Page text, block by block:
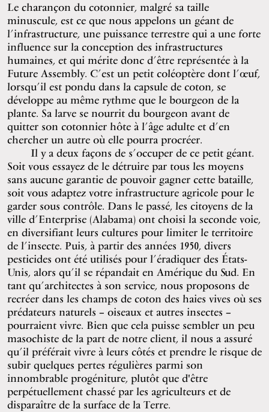
Le charançon du cotonnier, malgré sa taille
minuscule, est ce que nous appelons un géant de
l’infrastructure, une puissance terrestre qui a une forte
influence sur la conception des infrastructures
humaines, et qui mérite donc d’être représentée à la
Future Assembly. C’est un petit coléoptère dont l’œuf,
lorsqu’il est pondu dans la capsule de coton, se
développe au même rythme que le bourgeon de la
plante. Sa larve se nourrit du bourgeon avant de
quitter son cotonnier hôte à l’âge adulte et d’en
chercher un autre où elle pourra procréer.
Il y a deux façons de s’occuper de ce petit géant.
Soit vous essayez de le détruire par tous les moyens
sans aucune garantie de pouvoir gagner cette bataille,
soit vous adaptez votre infrastructure agricole pour le
garder sous contrôle. Dans le passé, les citoyens de la
ville d’Enterprise (Alabama) ont choisi la seconde voie,
en diversifiant leurs cultures pour limiter le territoire
de l’insecte. Puis, à partir des années 1950, divers
pesticides ont été utilisés pour l’éradiquer des États-
Unis, alors qu’il se répandait en Amérique du Sud. En
tant qu’architectes à son service, nous proposons de
recréer dans les champs de coton des haies vives où ses
prédateurs naturels – oiseaux et autres insectes –
pourraient vivre. Bien que cela puisse sembler un peu
masochiste de la part de notre client, il nous a assuré
qu’il préférait vivre à leurs côtés et prendre le risque de
subir quelques pertes régulières parmi son
innombrable progéniture, plutôt que d'être
perpétuellement chassé par les agriculteurs et de
disparaître de la surface de la Terre.